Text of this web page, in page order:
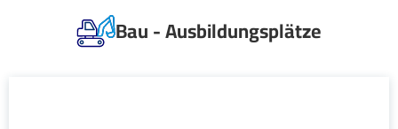
Bau - Ausbildungsplätze